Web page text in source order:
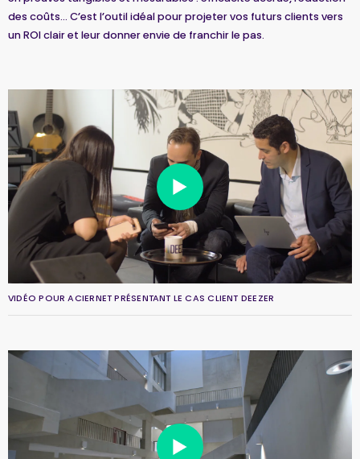
des coûts… C’est l’outil idéal pour projeter vos futurs clients vers
un ROI clair et leur donner envie de franchir le pas.
VIDÉO POUR ACIERNET PRÉSENTANT LE CAS CLIENT DEEZER